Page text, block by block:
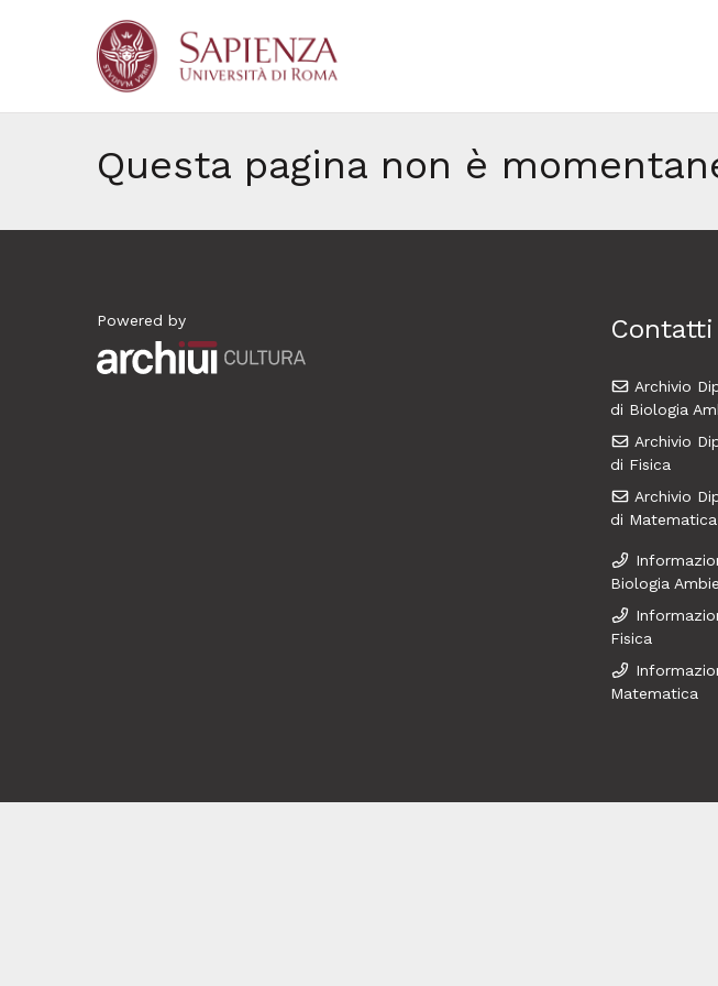
Questa pagina non è
Contatti
Archivio
di Biologia
Archivio
di Fisica
Archivio
di Matematica
Biologia
Fisica
Matematica
Powered by
Archiui